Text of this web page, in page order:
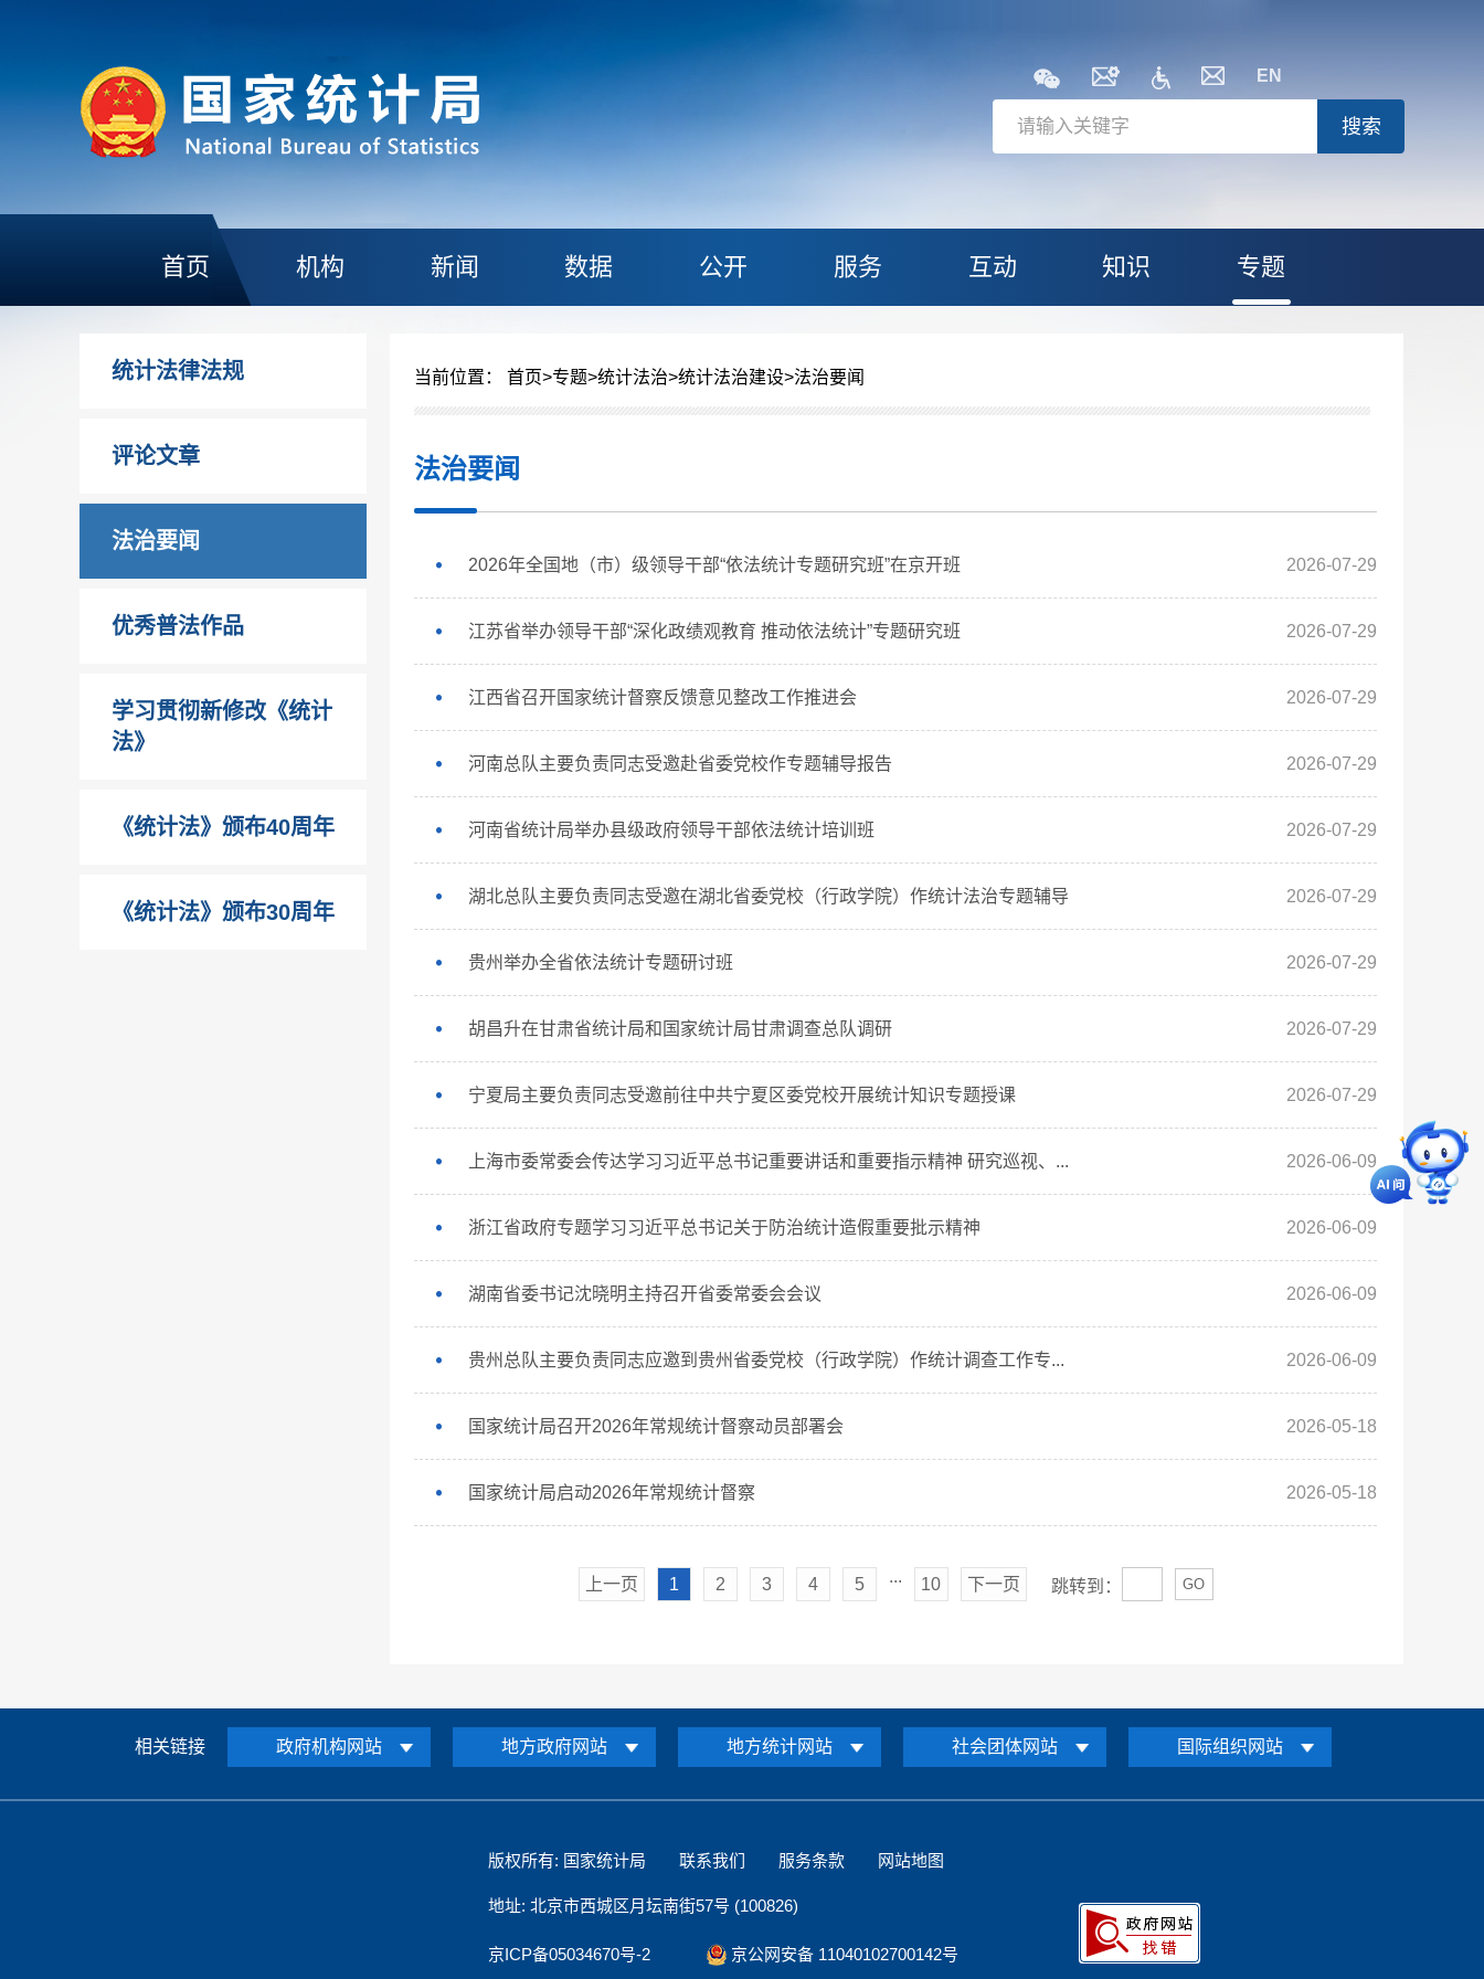
EN
搜索
首页 机构 新闻 数据 公开 服务 互动 知识 专题
统计法律法规
评论文章
法治要闻
优秀普法作品
学习贯彻新修改《统计
法》
《统计法》颁布40周年
《统计法》颁布30周年
当前位置： 首页>专题>统计法治>统计法治建设>法治要闻
法治要闻
2026年全国地（市）级领导干部“依法统计专题研究班”在京开班 2026-07-29
江苏省举办领导干部“深化政绩观教育 推动依法统计”专题研究班 2026-07-29
江西省召开国家统计督察反馈意见整改工作推进会 2026-07-29
河南总队主要负责同志受邀赴省委党校作专题辅导报告 2026-07-29
河南省统计局举办县级政府领导干部依法统计培训班 2026-07-29
湖北总队主要负责同志受邀在湖北省委党校（行政学院）作统计法治专题辅导 2026-07-29
贵州举办全省依法统计专题研讨班 2026-07-29
胡昌升在甘肃省统计局和国家统计局甘肃调查总队调研 2026-07-29
宁夏局主要负责同志受邀前往中共宁夏区委党校开展统计知识专题授课 2026-07-29
上海市委常委会传达学习习近平总书记重要讲话和重要指示精神 研究巡视、... 2026-06-09
浙江省政府专题学习习近平总书记关于防治统计造假重要批示精神 2026-06-09
湖南省委书记沈晓明主持召开省委常委会会议 2026-06-09
贵州总队主要负责同志应邀到贵州省委党校（行政学院）作统计调查工作专... 2026-06-09
国家统计局召开2026年常规统计督察动员部署会 2026-05-18
国家统计局启动2026年常规统计督察 2026-05-18
上一页 1 2 3 4 5 ... 10 下一页 跳转到： GO
相关链接 政府机构网站 地方政府网站 地方统计网站 社会团体网站 国际组织网站
版权所有: 国家统计局 联系我们 服务条款 网站地图
地址: 北京市西城区月坛南街57号 (100826)
京ICP备05034670号-2 京公网安备 11040102700142号